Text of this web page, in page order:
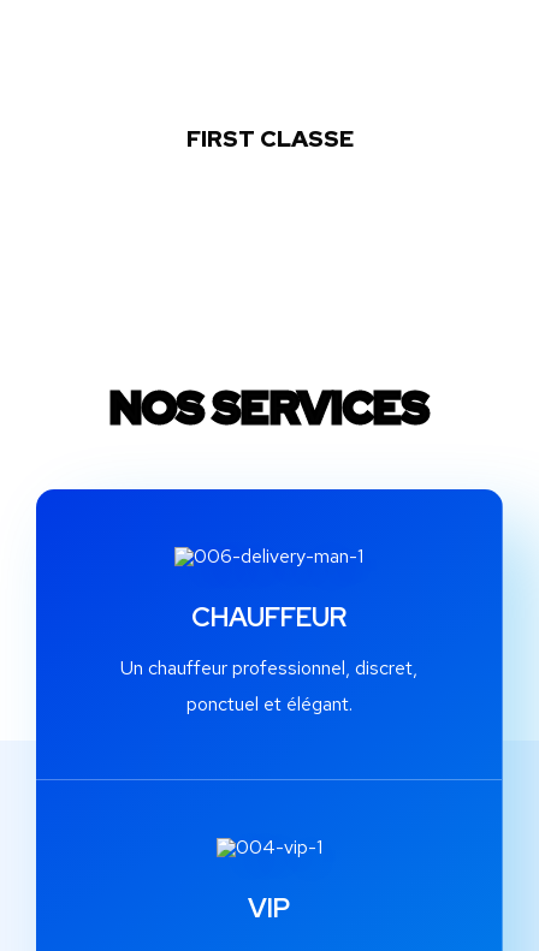
FIRST CLASSE
NOS SERVICES
CHAUFFEUR
Un chauffeur professionnel, discret,
ponctuel et élégant.
VIP